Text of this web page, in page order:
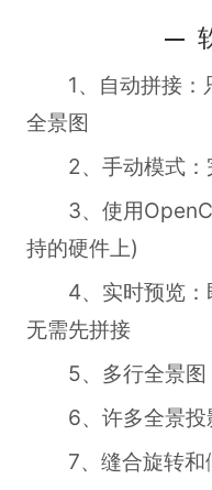
1、自动拼接：
全景图
2、手动模式：
3、使用
持的硬件上)
4、实时预览：
无需先拼接
5、多行全景图
6、许多全景投
7、缝合旋转和